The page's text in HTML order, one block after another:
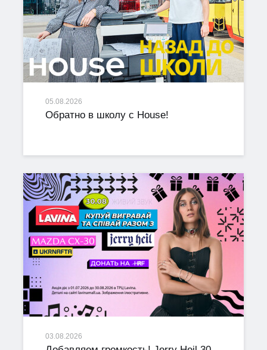
05.08.2026
Обратно в школу с House!
03.08.2026